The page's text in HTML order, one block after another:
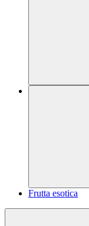
Frutta esotica